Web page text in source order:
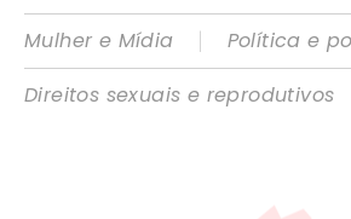
Mulher e Mídia
|
Política e
Direitos sexuais e reprodutivos